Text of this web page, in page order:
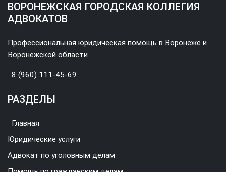
ВОРОНЕЖСКАЯ ГОРОДСКАЯ КОЛЛЕГИЯ
АДВОКАТОВ
Профессиональная юридическая помощь в Воронеже и
Воронежской области.
8 (960) 111-45-69
РАЗДЕЛЫ
Главная
Юридические услуги
Адвокат по уголовным делам